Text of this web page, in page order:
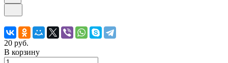
20 руб.
В корзину